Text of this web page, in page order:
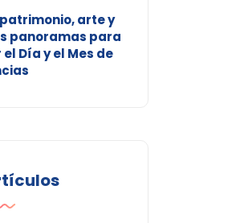
arte y
panoramas para
Día y el Mes de